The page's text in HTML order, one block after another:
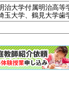
治大学付属明治高等
玉大学、鶴見大学歯